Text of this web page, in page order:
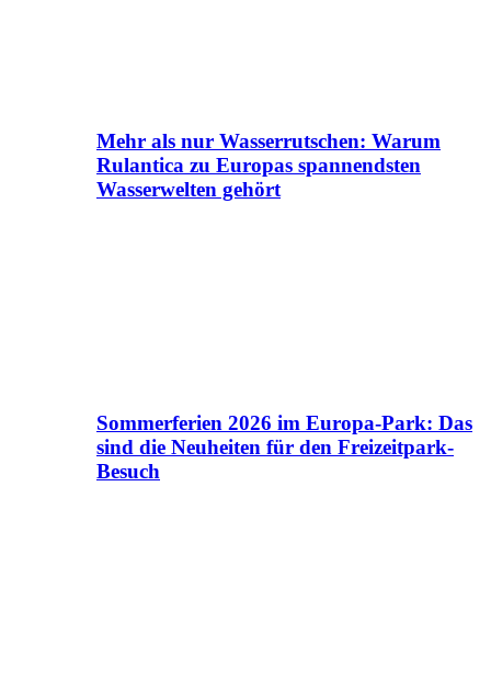
Mehr als nur Wasserrutschen: Warum
Rulantica zu Europas spannendsten
Wasserwelten gehört
Sommerferien 2026 im Europa-Park: Das
sind die Neuheiten für den Freizeitpark-
Besuch